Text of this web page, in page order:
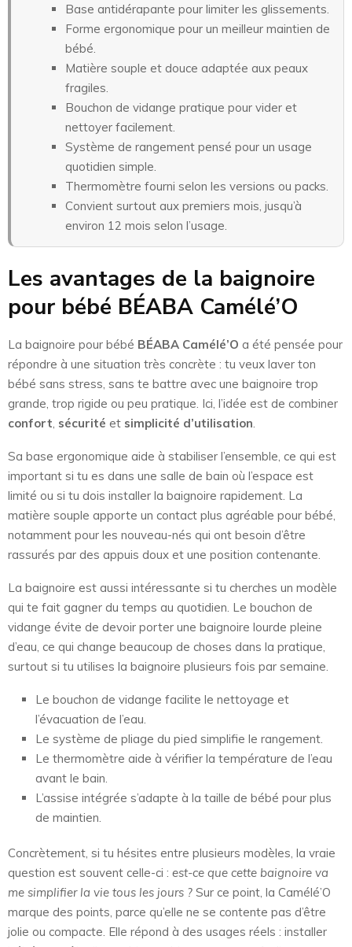
Base antidérapante pour limiter les glissements.
Forme ergonomique pour un meilleur maintien de
bébé.
Matière souple et douce adaptée aux peaux
fragiles.
Bouchon de vidange pratique pour vider et
nettoyer facilement.
Système de rangement pensé pour un usage
quotidien simple.
Thermomètre fourni selon les versions ou packs.
Convient surtout aux premiers mois, jusqu’à
environ 12 mois selon l’usage.
Les avantages de la baignoire
pour bébé BÉABA Camélé’O
La baignoire pour bébé BÉABA Camélé’O a été pensée pour
répondre à une situation très concrète : tu veux laver ton
bébé sans stress, sans te battre avec une baignoire trop
grande, trop rigide ou peu pratique. Ici, l’idée est de combiner
confort sécurité et simplicité d’utilisation
Sa base ergonomique aide à stabiliser l’ensemble, ce qui est
important si tu es dans une salle de bain où l’espace est
limité ou si tu dois installer la baignoire rapidement. La
matière souple apporte un contact plus agréable pour bébé,
notamment pour les nouveau-nés qui ont besoin d’être
rassurés par des appuis doux et une position contenante.
La baignoire est aussi intéressante si tu cherches un modèle
qui te fait gagner du temps au quotidien. Le bouchon de
vidange évite de devoir porter une baignoire lourde pleine
d’eau, ce qui change beaucoup de choses dans la pratique,
surtout si tu utilises la baignoire plusieurs fois par semaine.
Le bouchon de vidange facilite le nettoyage et
l’évacuation de l’eau.
Le système de pliage du pied simplifie le rangement.
Le thermomètre aide à vérifier la température de l’eau
avant le bain.
L’assise intégrée s’adapte à la taille de bébé pour plus
de maintien.
Concrètement, si tu hésites entre plusieurs modèles, la vraie
question est souvent celle-ci : est-ce que cette baignoire va
me simplifier la vie tous les jours ? Sur ce point, la Camélé’O
marque des points, parce qu’elle ne se contente pas d’être
jolie ou compacte. Elle répond à des usages réels : installer